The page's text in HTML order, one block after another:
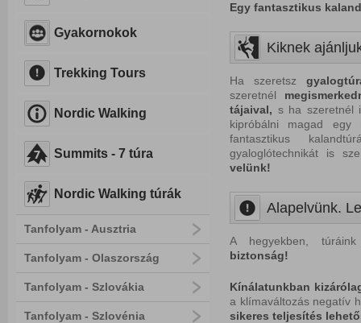
Gyakornokok
Trekking Tours
Nordic Walking
Summits - 7 túra
Nordic Walking túrák
Tanfolyam - Ausztria
Tanfolyam - Olaszország
Tanfolyam - Szlovákia
Tanfolyam - Szlovénia
Egy fantasztikus
Kiknek
Ha szeretsz
szeretnél
tájaival, s ha szeretnél
kipróbálni magad egy
fantasztikus
gyaloglótechnikát is
velünk!
Alapelvünk.
A hegyekben,
biztonság!
Kínálatunkban
a klímaváltozás negatív
sikeres teljesítés